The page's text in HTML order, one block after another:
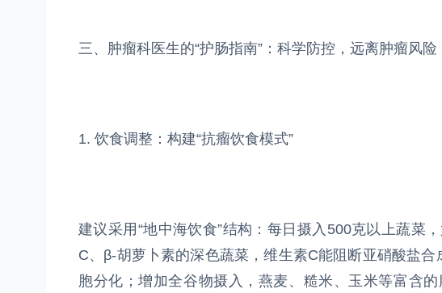
三、肿瘤科医生的“护肠指南”：科学防控，远离肿瘤风险
1. 饮食调整：构建“抗瘤饮食模式”
建议采用“地中海饮食”结构：每日摄入500克以上蔬菜
C、β-胡萝卜素的深色蔬菜，维生素C能阻断亚硝酸盐
胞分化；增加全谷物摄入，燕麦、糙米、玉米等富含